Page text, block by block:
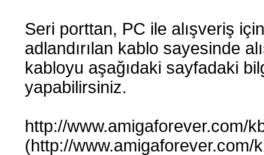
Seri porttan, PC ile alışveriş
adlandırılan kablo sayesinde
kabloyu aşağıdaki sayfadaki
yapabilirsiniz.
http://www.amigaforever.com/
(http://www.amigaforever.com/